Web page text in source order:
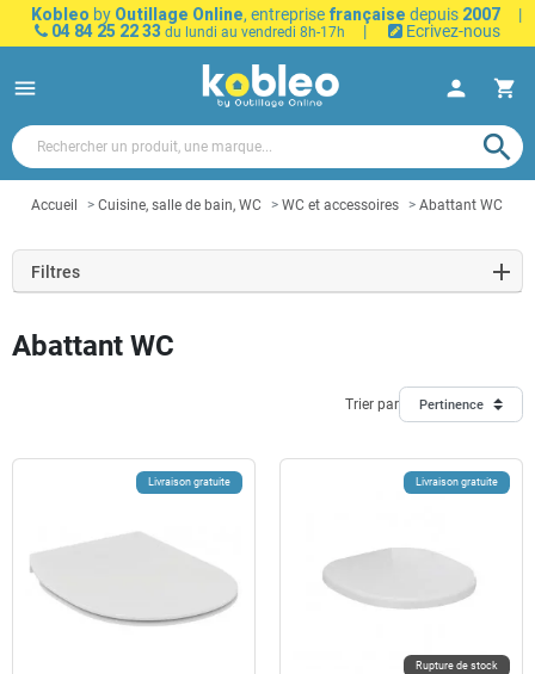
Kobleo by Outillage Online, entreprise française depuis 2007
|
04 84 25 22 33 du lundi au vendredi 8h-17h | Ecrivez-nous
menu person shopping_cart
search
Accueil Cuisine, salle de bain, WC WC et accessoires Abattant WC
Filtres
Abattant WC
Trier par Pertinence
Livraison gratuite Livraison gratuite
Rupture de stock